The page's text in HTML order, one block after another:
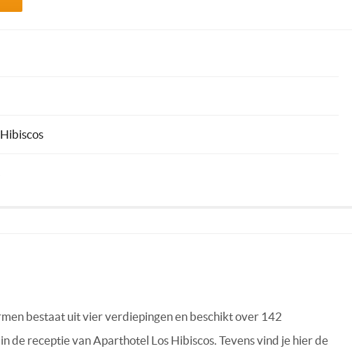
bestaat uit vier verdiepingen en beschikt over 142
de receptie van Aparthotel Los Hibiscos. Tevens vind je hier de